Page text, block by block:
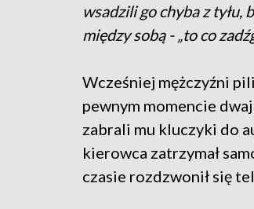
wsadzili go chyba z tyłu,
między sobą - „to co
Wcześniej mężczyźni
pewnym momencie
zabrali mu kluczyki do
kierowca zatrzymał
czasie rozdzwonił się